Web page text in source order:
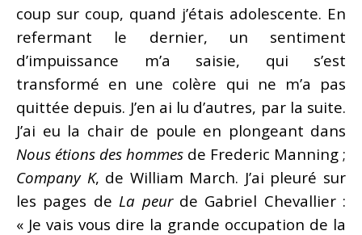
coup sur coup, quand j’étais adolescente. En
refermant le dernier, un sentiment
d’impuissance m’a saisie, qui s’est
transformé en une colère qui ne m’a pas
quittée depuis. J’en ai lu d’autres, par la suite.
J’ai eu la chair de poule en plongeant dans
Nous étions des hommes de Frederic Manning ;
Company K, de William March. J’ai pleuré sur
les pages de La peurde Gabriel Chevallier :
« Je vais vous dire la grande occupation de la